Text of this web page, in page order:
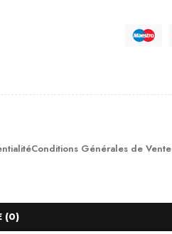
Conditions Générales de Vente
(0)